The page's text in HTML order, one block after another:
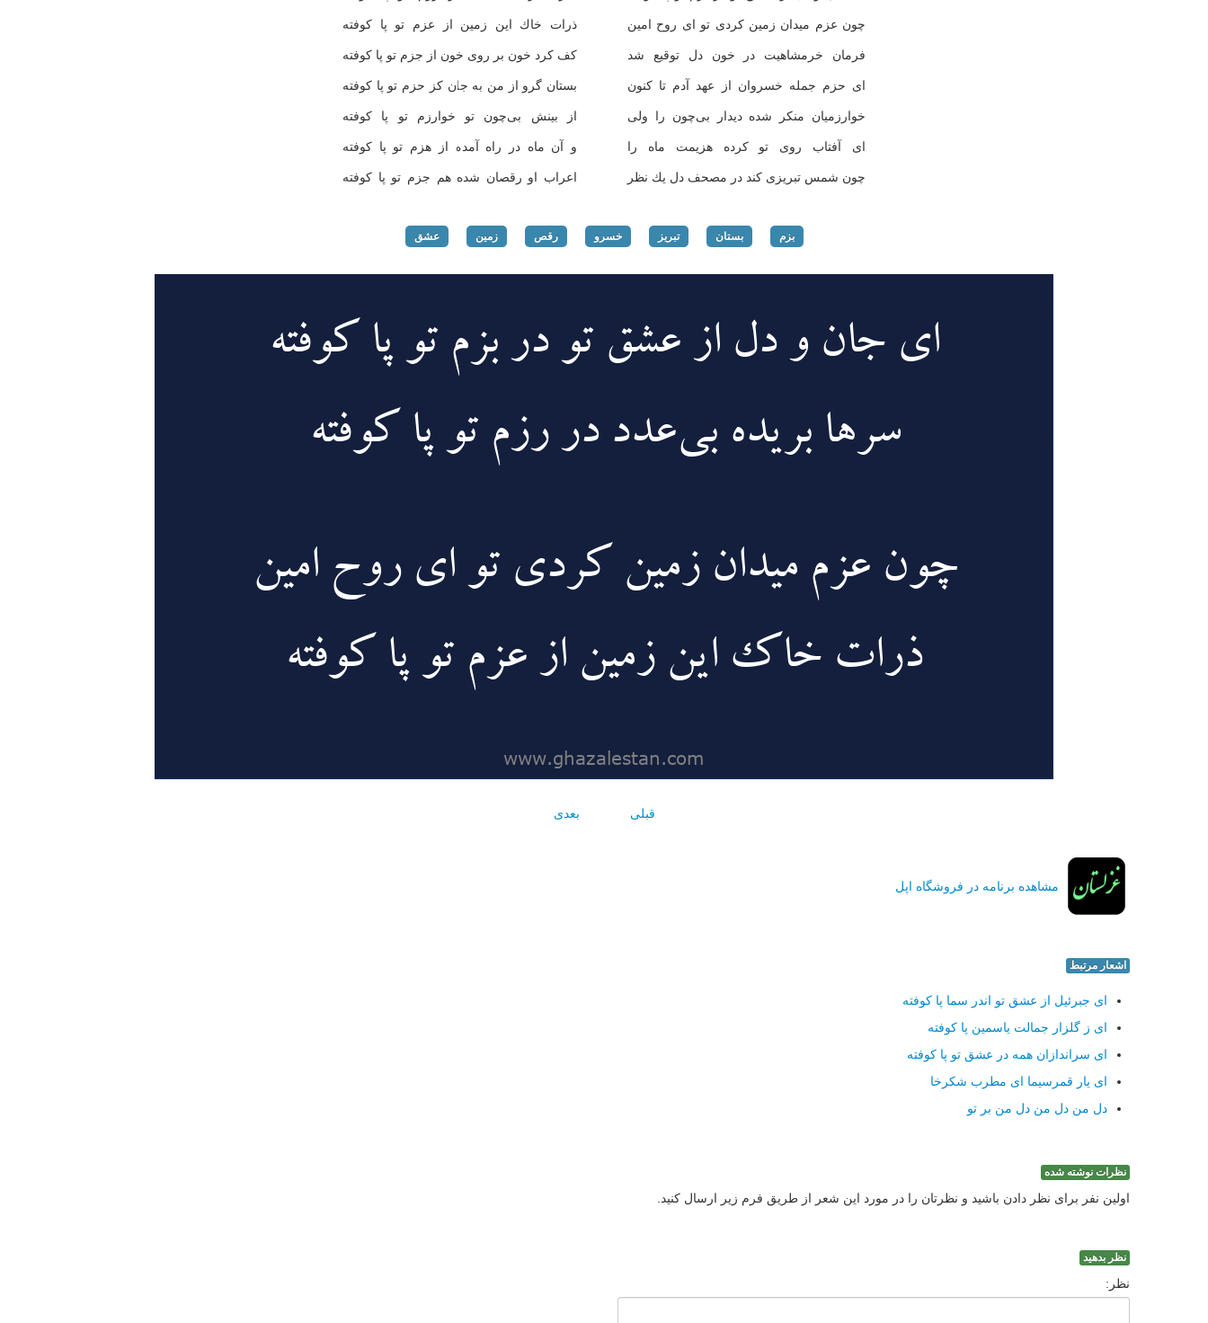
چون عزم میدان زمین كردی تو ای روح امین ذرات خاك این زمین از عزم تو پا كوفته
فرمان خرمشاهیت در خون دل توقیع شد كف كرد خون بر روی خون از جزم تو پا كوفته
ای حزم جمله خسروان از عهد آدم تا كنون بستان گرو از من به جان كز حزم تو پا كوفته
خوارزمیان منكر شده دیدار بی‌چون را ولی از بینش بی‌چون تو خوارزم تو پا كوفته
ای آفتاب روی تو كرده هزیمت ماه را و آن ماه در راه آمده از هزم تو پا كوفته
چون شمس تبریزی كند در مصحف دل یك نظر اعراب او رقصان شده هم جزم تو پا كوفته
بزم بستان تبریز خسرو رقص زمین عشق
قبلی بعدی
مشاهده برنامه در فروشگاه اپل
اشعار مرتبط
ای جبرئیل از عشق تو اندر سما پا كوفته
ای ز گلزار جمالت یاسمین پا كوفته
ای سراندازان همه در عشق تو پا كوفته
ای یار قمرسیما ای مطرب شكرخا
دل من دل من دل من بر تو
نظرات نوشته شده
اولین نفر برای نظر دادن باشید و نظرتان را در مورد این شعر از طریق فرم زیر ارسال کنید.
نظر بدهید
نظر: